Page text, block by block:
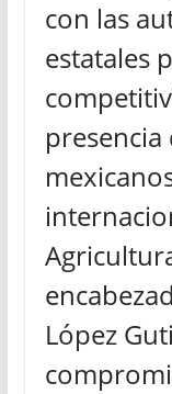
con las
estatales
López